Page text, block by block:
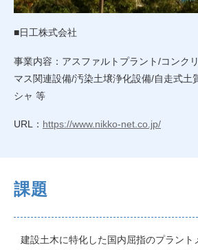
■日工株式会社
事業内容：アスファルトプラント/コンク
マス関連設備/汚染土壌浄化設備/自走式土
シャ 等
URL： https://www.nikko-net.co.jp/
課題
建設土木に特化した国内屈指のプラント